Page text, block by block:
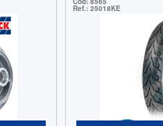
Ref.: CM155984